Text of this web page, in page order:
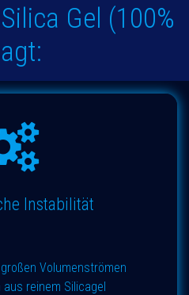
Gel (100%
Instabilität
Volumenströmen
reinem Silicagel